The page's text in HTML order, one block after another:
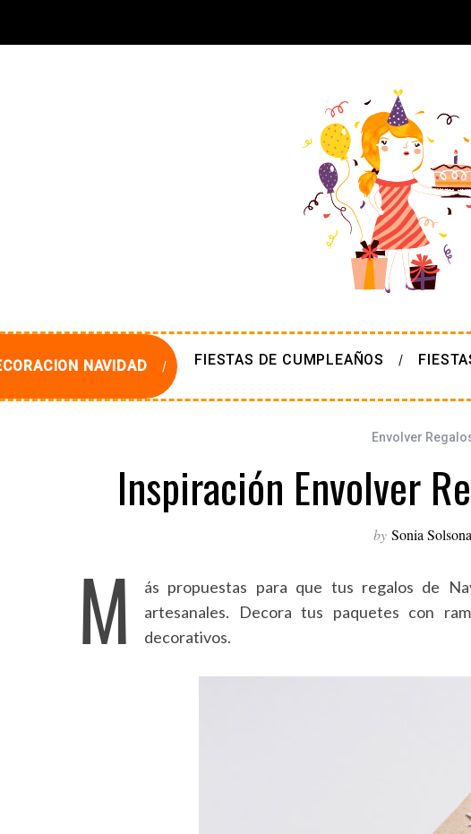
NAVIDAD FIESTAS DE CUMPLEAÑOS
Envolver
Inspiración Envolver
by Sonia Solsona
M
ás propuestas para que tus regalos de
artesanales. Decora tus paquetes con
decorativos.